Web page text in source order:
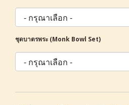
ชุดบาตรพระ (Monk Bowl Set)